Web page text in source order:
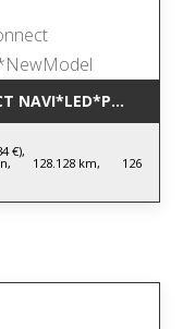
€),
128.128 km, 126